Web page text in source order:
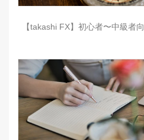
【takashi FX】初心者〜中級者